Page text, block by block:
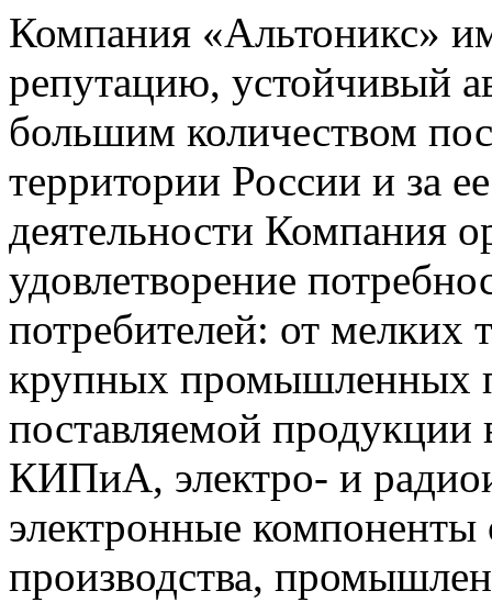
Компания «Альтоникс»
репутацию, устойчивый
большим количеством
территории России и за
деятельности Компания
удовлетворение
потребителей: от мелких
крупных промышленных
поставляемой продукции
КИПиА, электро- и
электронные компоненты
производства,